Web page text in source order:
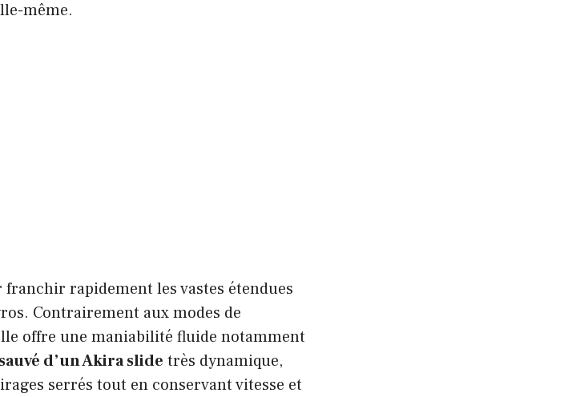
même.
rapidement les vastes étendues
Contrairement aux modes de
offre une maniabilité fluide notamment
d’un Akira slide très dynamique,
serrés tout en conservant vitesse et